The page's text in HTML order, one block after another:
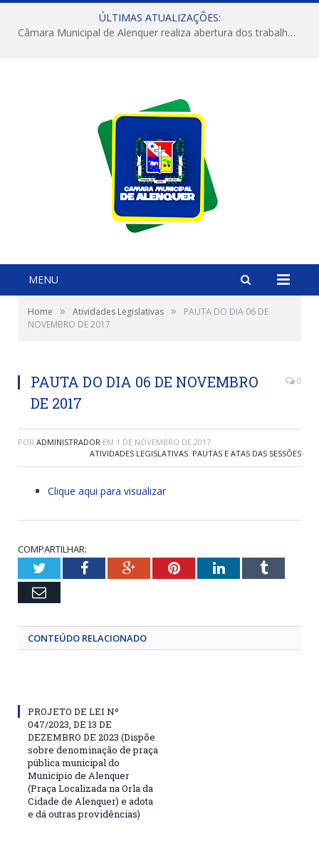
ÚLTIMAS ATUALIZAÇÕES:
Câmara Municipal de Alenquer realiza abertura dos trabalhos do 4º Período Legislativo
MENU
Home » Atividades Legislativas »
PAUTA DO DIA 06 DE
NOVEMBRO DE 2017
PAUTA DO DIA 06 DE NOVEMBRO
DE 2017
0
POR ADMINISTRADOR EM 1 DE NOVEMBRO DE 2017
ATIVIDADES LEGISLATIVAS, PAUTAS E ATAS DAS SESSÕES
Clique aqui para visualizar
COMPARTILHAR:
TwitterFacebookGoogle+PinterestLinkedInTumblr
Email
CONTEÚDO RELACIONADO
PROJETO DE LEI Nº
047/2023, DE 13 DE
DEZEMBRO DE 2023 (Dispõe
sobre denominação de praça
pública municipal do
Município de Alenquer
(Praça Localizada na Orla da
Cidade de Alenquer) e adota
e dá outras providências)